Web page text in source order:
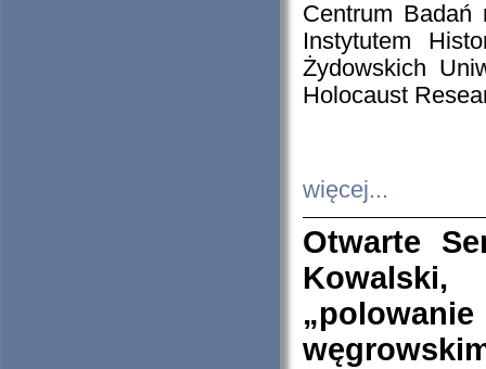
Centrum Badań
Instytutem
Żydowskich
Holocaust
więcej...
Otwarte